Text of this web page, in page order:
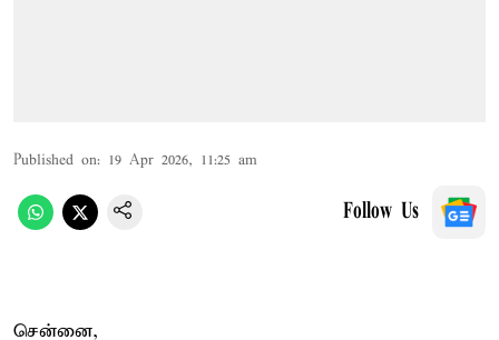
Published on: 19 Apr 2026, 11:25 am
Follow Us
சென்னை,